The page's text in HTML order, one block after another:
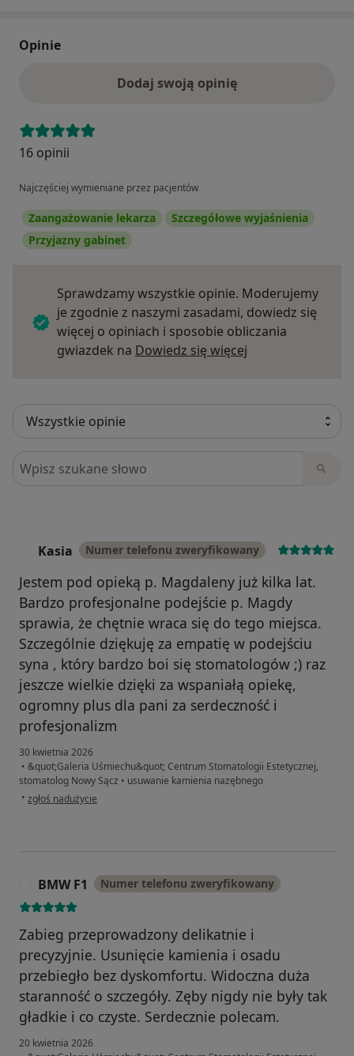
Opinie
Dodaj swoją opinię
16 opinii
Najczęściej wymieniane przez pacjentów
Zaangażowanie lekarza
Szczegółowe wyjaśnienia
Przyjazny gabinet
Sprawdzamy wszystkie opinie. Moderujemy
je zgodnie z naszymi zasadami, dowiedz się
więcej o opiniach i sposobie obliczania
gwiazdek na Dowiedz się więcej
Szukaj w opiniach
Kasia Numer telefonu zweryfikowany
Jestem pod opieką p. Magdaleny już kilka lat.
Bardzo profesjonalne podejście p. Magdy
sprawia, że chętnie wraca się do tego miejsca.
Szczególnie dziękuję za empatię w podejściu
syna , który bardzo boi się stomatologów ;) raz
jeszcze wielkie dzięki za wspaniałą opiekę,
ogromny plus dla pani za serdeczność i
profesjonalizm
30 kwietnia 2026
• &quot;Galeria Uśmiechu&quot; Centrum Stomatologii Estetycznej,
stomatolog Nowy Sącz • usuwanie kamienia nazębnego
• w opinii użytkownika Kasia
zgłoś nadużycie
BMW F1 Numer telefonu zweryfikowany
Zabieg przeprowadzony delikatnie i
precyzyjnie. Usunięcie kamienia i osadu
przebiegło bez dyskomfortu. Widoczna duża
staranność o szczegóły. Zęby nigdy nie były tak
gładkie i co czyste. Serdecznie polecam.
20 kwietnia 2026